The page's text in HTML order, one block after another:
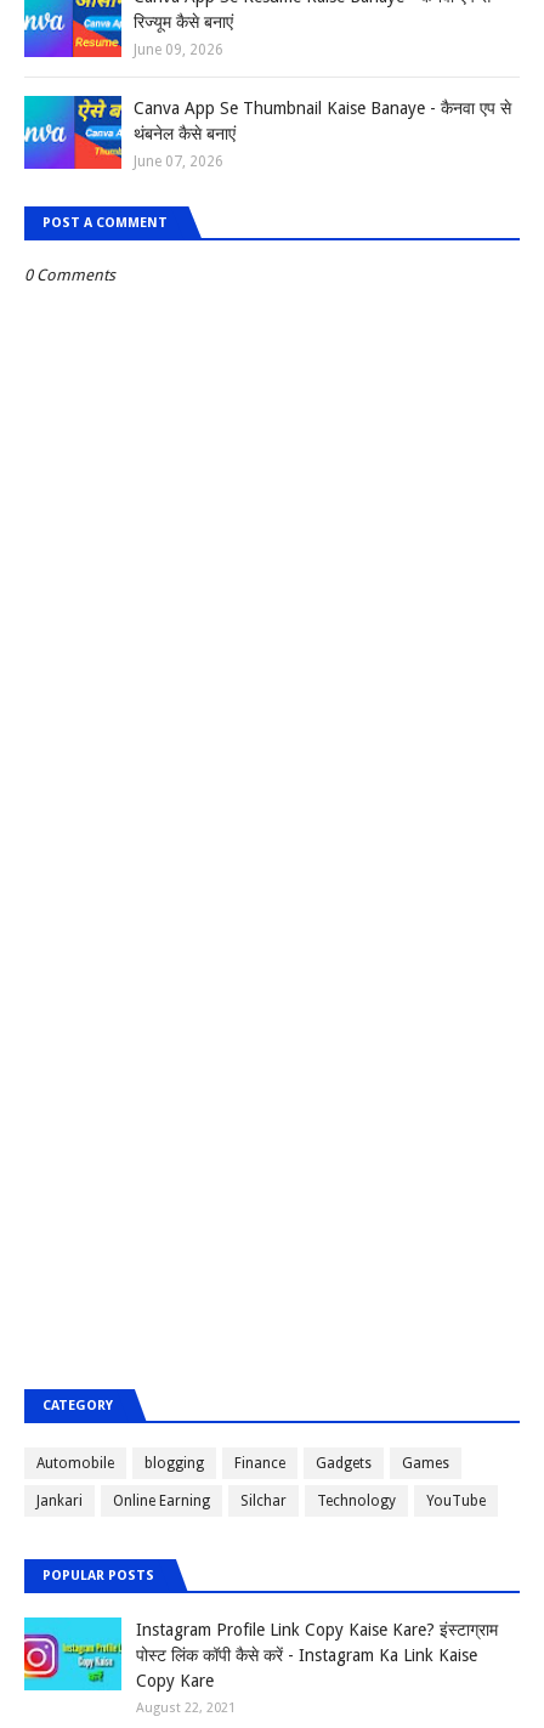
रिज्यूम कैसे बनाएं
June 09, 2026
Canva App Se Thumbnail Kaise Banaye - कैनवा एप से
थंबनेल कैसे बनाएं
June 07, 2026
POST A COMMENT
0 Comments
CATEGORY
Automobile blogging Finance Gadgets Games
Jankari Online Earning Silchar Technology YouTube
POPULAR POSTS
Instagram Profile Link Copy Kaise Kare? इंस्टाग्राम
पोस्ट लिंक कॉपी कैसे करें - Instagram Ka Link Kaise
Copy Kare
August 22, 2021